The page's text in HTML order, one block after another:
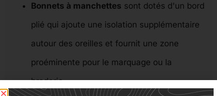
Bonnets à manchettes sont dotés d'un bord
plié qui ajoute une isolation supplémentaire
autour des oreilles et fournit une zone
proéminente pour le marquage ou la
broderie.